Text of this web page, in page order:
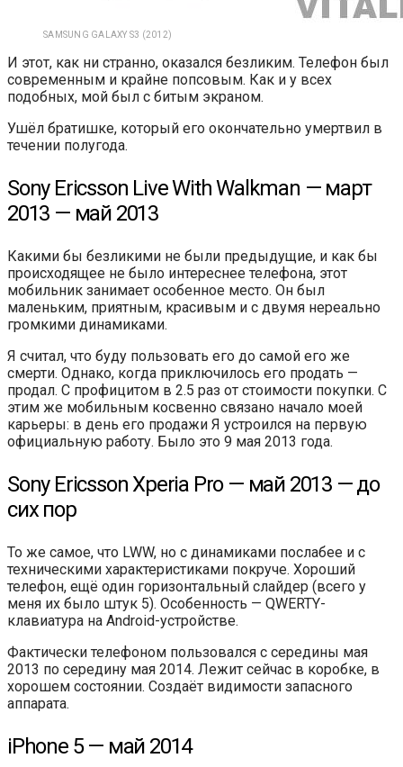
SAMSUNG GALAXY S3 (2012)
И этот, как ни странно, оказался безликим. Телефон был
современным и крайне попсовым. Как и у всех
подобных, мой был с битым экраном.
Ушёл братишке, который его окончательно умертвил в
течении полугода.
Sony Ericsson Live With Walkman — март
2013 — май 2013
Какими бы безликими не были предыдущие, и как бы
происходящее не было интереснее телефона, этот
мобильник занимает особенное место. Он был
маленьким, приятным, красивым и с двумя нереально
громкими динамиками.
Я считал, что буду пользовать его до самой его же
смерти. Однако, когда приключилось его продать —
продал. С профицитом в 2.5 раз от стоимости покупки. С
этим же мобильным косвенно связано начало моей
карьеры: в день его продажи Я устроился на первую
официальную работу. Было это 9 мая 2013 года.
Sony Ericsson Xperia Pro — май 2013 — до
сих пор
То же самое, что LWW, но с динамиками послабее и с
техническими характеристиками покруче. Хороший
телефон, ещё один горизонтальный слайдер (всего у
меня их было штук 5). Особенность — QWERTY-
клавиатура на Android-устройстве.
Фактически телефоном пользовался с середины мая
2013 по середину мая 2014. Лежит сейчас в коробке, в
хорошем состоянии. Создаёт видимости запасного
аппарата.
iPhone 5 — май 2014